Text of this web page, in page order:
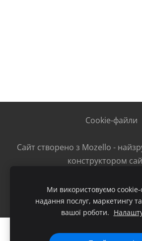
Cookie-файли
Сайт створено з Mozello -
конструктором
Створіть свій вебсайт
Ми використовуємо
надання послуг, маркетингу
вашої роботи.